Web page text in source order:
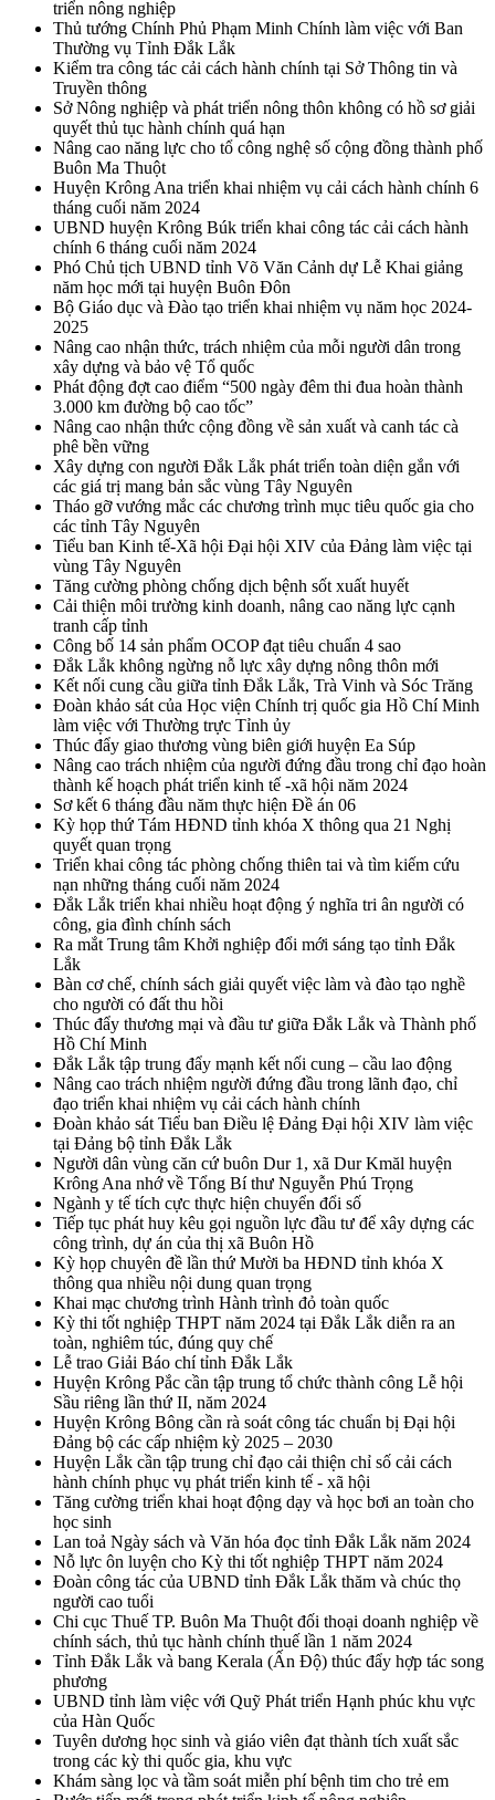
triển nông nghiệp
Thủ tướng Chính Phủ Phạm Minh Chính làm việc với Ban
Thường vụ Tỉnh Đắk Lắk
Kiểm tra công tác cải cách hành chính tại Sở Thông tin và
Truyền thông
Sở Nông nghiệp và phát triển nông thôn không có hồ sơ giải
quyết thủ tục hành chính quá hạn
Nâng cao năng lực cho tổ công nghệ số cộng đồng thành phố
Buôn Ma Thuột
Huyện Krông Ana triển khai nhiệm vụ cải cách hành chính 6
tháng cuối năm 2024
UBND huyện Krông Búk triển khai công tác cải cách hành
chính 6 tháng cuối năm 2024
Phó Chủ tịch UBND tỉnh Võ Văn Cảnh dự Lễ Khai giảng
năm học mới tại huyện Buôn Đôn
Bộ Giáo dục và Đào tạo triển khai nhiệm vụ năm học 2024-
2025
Nâng cao nhận thức, trách nhiệm của mỗi người dân trong
xây dựng và bảo vệ Tổ quốc
Phát động đợt cao điểm “500 ngày đêm thi đua hoàn thành
3.000 km đường bộ cao tốc”
Nâng cao nhận thức cộng đồng về sản xuất và canh tác cà
phê bền vững
Xây dựng con người Đắk Lắk phát triển toàn diện gắn với
các giá trị mang bản sắc vùng Tây Nguyên
Tháo gỡ vướng mắc các chương trình mục tiêu quốc gia cho
các tỉnh Tây Nguyên
Tiểu ban Kinh tế-Xã hội Đại hội XIV của Đảng làm việc tại
vùng Tây Nguyên
Tăng cường phòng chống dịch bệnh sốt xuất huyết
Cải thiện môi trường kinh doanh, nâng cao năng lực cạnh
tranh cấp tỉnh
Công bố 14 sản phẩm OCOP đạt tiêu chuẩn 4 sao
Đắk Lắk không ngừng nỗ lực xây dựng nông thôn mới
Kết nối cung cầu giữa tỉnh Đắk Lắk, Trà Vinh và Sóc Trăng
Đoàn khảo sát của Học viện Chính trị quốc gia Hồ Chí Minh
làm việc với Thường trực Tỉnh ủy
Thúc đẩy giao thương vùng biên giới huyện Ea Súp
Nâng cao trách nhiệm của người đứng đầu trong chỉ đạo hoàn
thành kế hoạch phát triển kinh tế -xã hội năm 2024
Sơ kết 6 tháng đầu năm thực hiện Đề án 06
Kỳ họp thứ Tám HĐND tỉnh khóa X thông qua 21 Nghị
quyết quan trọng
Triển khai công tác phòng chống thiên tai và tìm kiếm cứu
nạn những tháng cuối năm 2024
Đắk Lắk triển khai nhiều hoạt động ý nghĩa tri ân người có
công, gia đình chính sách
Ra mắt Trung tâm Khởi nghiệp đổi mới sáng tạo tỉnh Đắk
Lắk
Bàn cơ chế, chính sách giải quyết việc làm và đào tạo nghề
cho người có đất thu hồi
Thúc đẩy thương mại và đầu tư giữa Đắk Lắk và Thành phố
Hồ Chí Minh
Đắk Lắk tập trung đẩy mạnh kết nối cung – cầu lao động
Nâng cao trách nhiệm người đứng đầu trong lãnh đạo, chỉ
đạo triển khai nhiệm vụ cải cách hành chính
Đoàn khảo sát Tiểu ban Điều lệ Đảng Đại hội XIV làm việc
tại Đảng bộ tỉnh Đắk Lắk
Người dân vùng căn cứ buôn Dur 1, xã Dur Kmăl huyện
Krông Ana nhớ về Tổng Bí thư Nguyễn Phú Trọng
Ngành y tế tích cực thực hiện chuyển đổi số
Tiếp tục phát huy kêu gọi nguồn lực đầu tư để xây dựng các
công trình, dự án của thị xã Buôn Hồ
Kỳ họp chuyên đề lần thứ Mười ba HĐND tỉnh khóa X
thông qua nhiều nội dung quan trọng
Khai mạc chương trình Hành trình đỏ toàn quốc
Kỳ thi tốt nghiệp THPT năm 2024 tại Đắk Lắk diễn ra an
toàn, nghiêm túc, đúng quy chế
Lễ trao Giải Báo chí tỉnh Đắk Lắk
Huyện Krông Pắc cần tập trung tổ chức thành công Lễ hội
Sầu riêng lần thứ II, năm 2024
Huyện Krông Bông cần rà soát công tác chuẩn bị Đại hội
Đảng bộ các cấp nhiệm kỳ 2025 – 2030
Huyện Lắk cần tập trung chỉ đạo cải thiện chỉ số cải cách
hành chính phục vụ phát triển kinh tế - xã hội
Tăng cường triển khai hoạt động dạy và học bơi an toàn cho
học sinh
Lan toả Ngày sách và Văn hóa đọc tỉnh Đắk Lắk năm 2024
Nỗ lực ôn luyện cho Kỳ thi tốt nghiệp THPT năm 2024
Đoàn công tác của UBND tỉnh Đắk Lắk thăm và chúc thọ
người cao tuổi
Chi cục Thuế TP. Buôn Ma Thuột đối thoại doanh nghiệp về
chính sách, thủ tục hành chính thuế lần 1 năm 2024
Tỉnh Đắk Lắk và bang Kerala (Ấn Độ) thúc đẩy hợp tác song
phương
UBND tỉnh làm việc với Quỹ Phát triển Hạnh phúc khu vực
của Hàn Quốc
Tuyên dương học sinh và giáo viên đạt thành tích xuất sắc
trong các kỳ thi quốc gia, khu vực
Khám sàng lọc và tầm soát miễn phí bệnh tim cho trẻ em